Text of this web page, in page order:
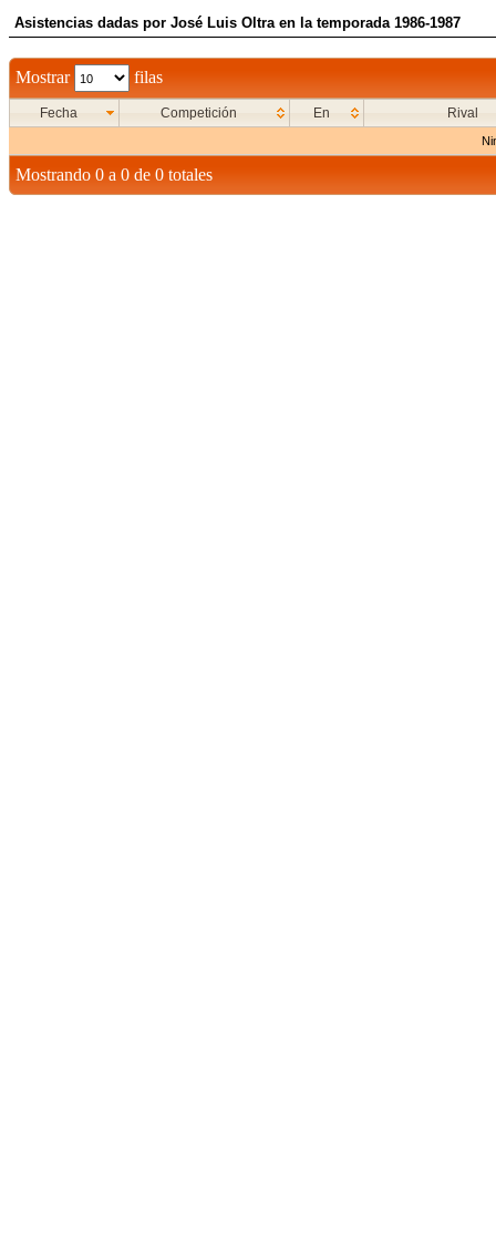
Asistencias dadas por José Luis Oltra en la temporada 1986-1987
Mostrar filas
Fecha Competición En Rival
Mostrando 0 a 0 de 0 totales